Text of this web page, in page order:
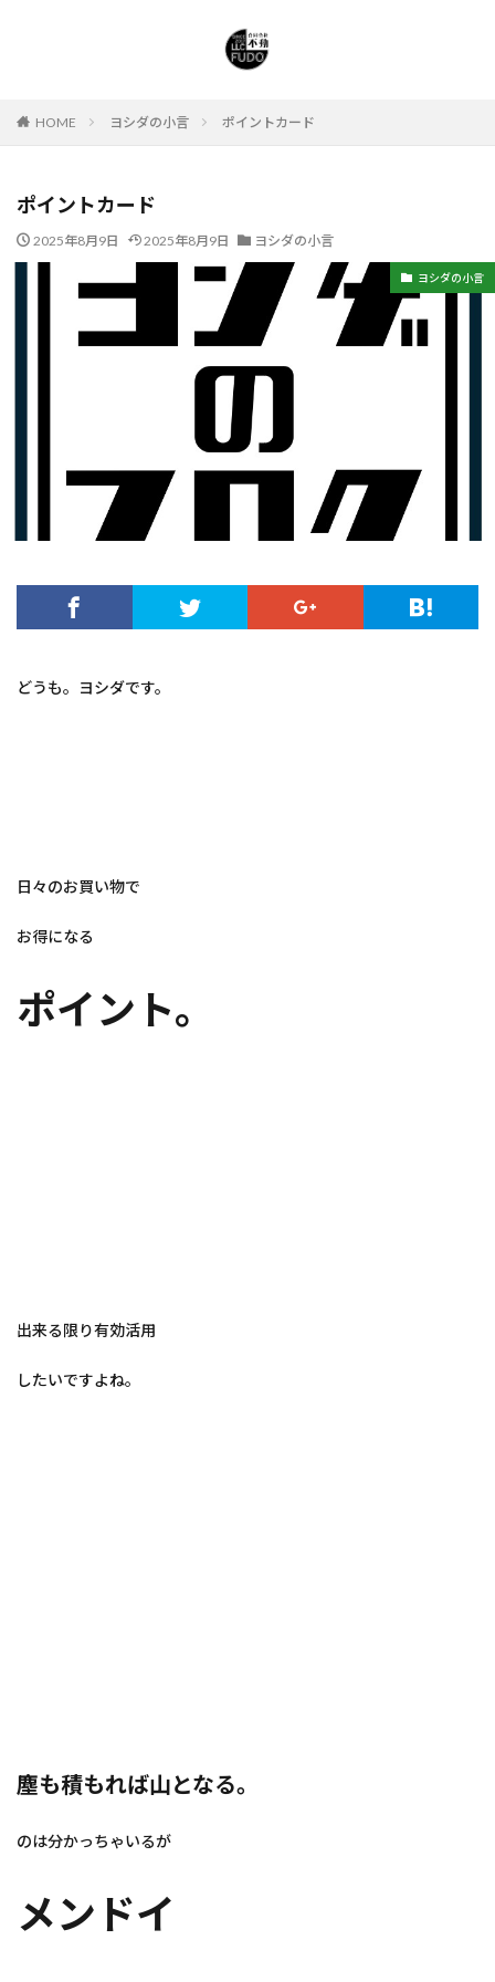
HOME ヨシダの小言 ポイントカード
ポイントカード
2025年8月9日 2025年8月9日 ヨシダの小言
ヨシダの小言
どうも。ヨシダです。
日々のお買い物で
お得になる
ポイント。
出来る限り有効活用
したいですよね。
塵も積もれば山となる。
のは分かっちゃいるが
メンドイ